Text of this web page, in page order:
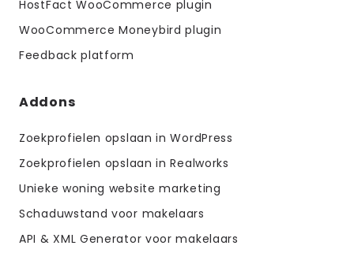
HostFact WooCommerce plugin
WooCommerce Moneybird plugin
Feedback platform
Addons
Zoekprofielen opslaan in WordPress
Zoekprofielen opslaan in Realworks
Unieke woning website marketing
Schaduwstand voor makelaars
API & XML Generator voor makelaars